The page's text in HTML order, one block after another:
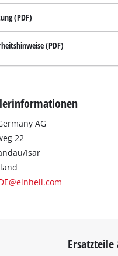
(PDF)
(PDF)
AG
22
Isar